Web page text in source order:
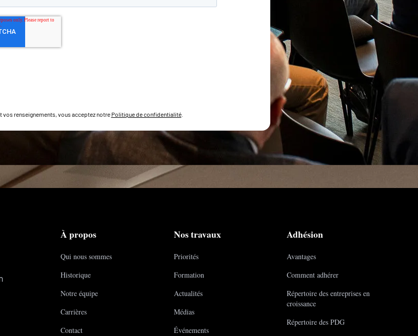
vos renseignements, vous acceptez notre Politique de confidentialité.
À propos
Qui nous sommes
Historique
Notre équipe
Carrières
Contact
Nos travaux
Priorités
Formation
Actualités
Médias
Événements
Adhésion
Avantages
Comment adhérer
Répertoire des entreprises en
croissance
Répertoire des PDG